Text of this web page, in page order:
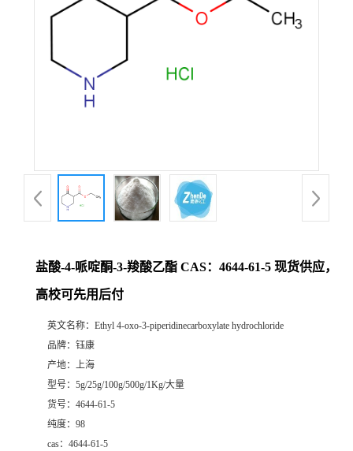
盐酸-4-哌啶酮-3-羧酸乙酯 CAS：4644-61-5 现货供应，
高校可先用后付
英文名称： Ethyl 4-oxo-3-piperidinecarboxylate hydrochloride
品牌： 钰康
产地： 上海
型号： 5g/25g/100g/500g/1Kg/大量
货号： 4644-61-5
纯度： 98
cas： 4644-61-5